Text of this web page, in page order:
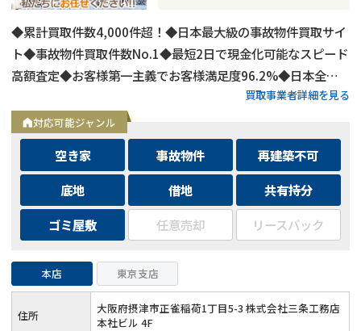
◆累計買取件数4,000件超！◆日本最大級の事故物件買取サイ
ト◆事故物件買取件数No.1◆最短2日で現金化可能なスピード
高額査定◆お客様第一主義でお客様満足度96.2%◆日本全国
買取事業者詳細を見る
対応可能ジャンル
空き家 事故物件
再建築不可
底地
借地
共有持分
ゴミ屋敷
任意売却 リースバック
本店 東京支店
住所
大阪府摂津市正雀稲荷1丁目5-3 株式会社三条工務店
本社ビル 4F